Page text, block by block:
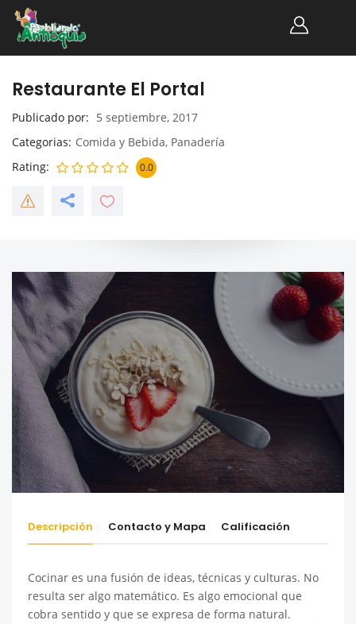
Restaurante El Portal
Publicado por
5 septiembre, 2017
Categorias Comida y Bebida, Panadería
Rating
0.0
Descripción Contacto y Mapa Calificación
Cocinar es una fusión de ideas, técnicas y culturas. No
resulta ser algo matemático. Es algo emocional que
cobra sentido y que se expresa de forma natural.